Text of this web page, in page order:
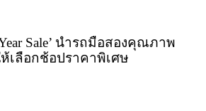
Sale’ นำรถมือสองคุณภาพ
เลือกช้อปราคาพิเศษ